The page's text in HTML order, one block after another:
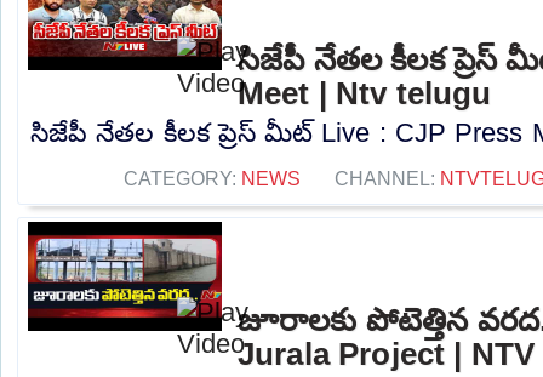
సిజేపీ నేతల కీలక ప్రెస్
Meet | Ntv telugu
సిజేపీ నేతల కీలక ప్రెస్ మీట్ Live : CJP Press
CATEGORY: NEWS CHANNEL:
జూరాలకు పోటెత్తిన
Jurala Project | NTV